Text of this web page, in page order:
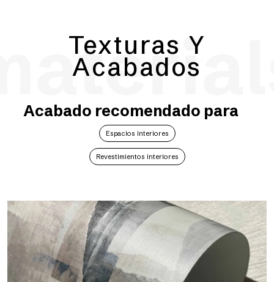
Texturas Y
Acabados
Acabado recomendado para
Espacios interiores
Revestimientos interiores